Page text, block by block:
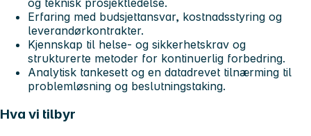
og teknisk prosjektledelse.
Erfaring med budsjettansvar, kostnadsstyring og
leverandørkontrakter.
Kjennskap til helse- og sikkerhetskrav og
strukturerte metoder for kontinuerlig forbedring.
Analytisk tankesett og en datadrevet tilnærming til
problemløsning og beslutningstaking.
Hva vi tilbyr